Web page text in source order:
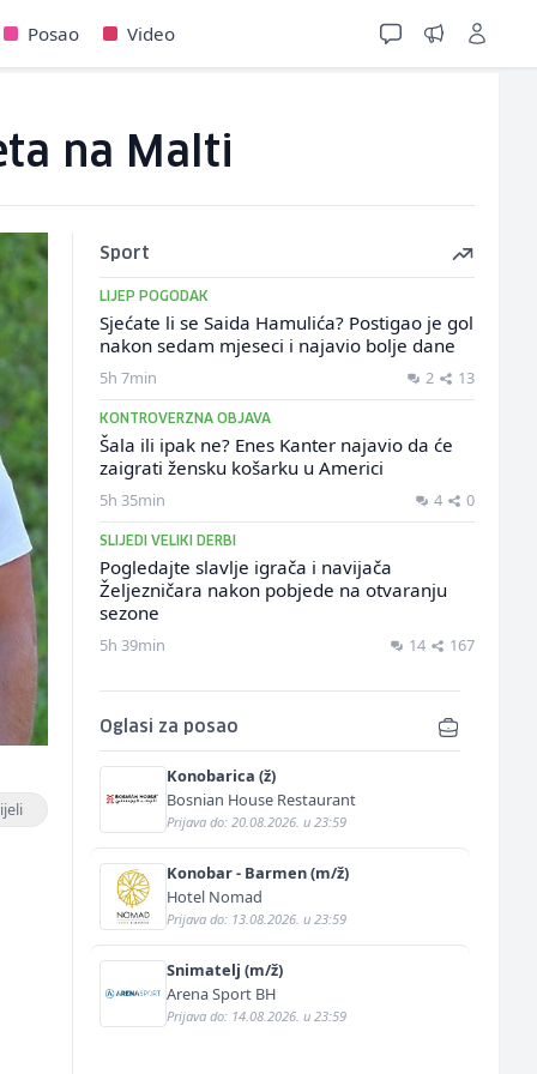
Posao Video
na Malti
Sport
LIJEP POGODAK
Sjećate li se Saida Hamulića? Postigao je gol
nakon sedam mjeseci i najavio bolje dane
5h 7min 2 13
KONTROVERZNA OBJAVA
Šala ili ipak ne? Enes Kanter najavio da će
zaigrati žensku košarku u Americi
5h 35min 4 0
SLIJEDI VELIKI DERBI
Pogledajte slavlje igrača i navijača
Željezničara nakon pobjede na otvaranju
sezone
5h 39min 14 167
Oglasi za posao
Konobarica (ž)
Bosnian House Restaurant
Prijava do: 20.08.2026. u 23:59
Konobar - Barmen (m/ž)
Hotel Nomad
Prijava do: 13.08.2026. u 23:59
Snimatelj (m/ž)
Arena Sport BH
Prijava do: 14.08.2026. u 23:59